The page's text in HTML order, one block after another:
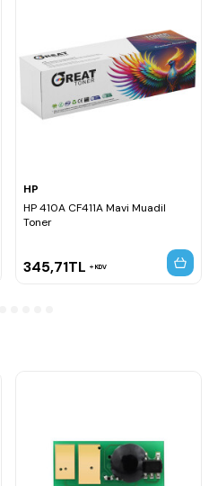
HP
HP 410A CF411A Mavi Muadil
Toner
345,71TL KDV